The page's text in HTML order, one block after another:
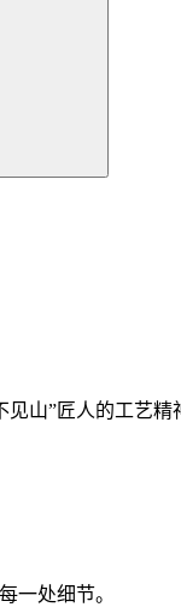
见山”匠人的工艺
一处细节。